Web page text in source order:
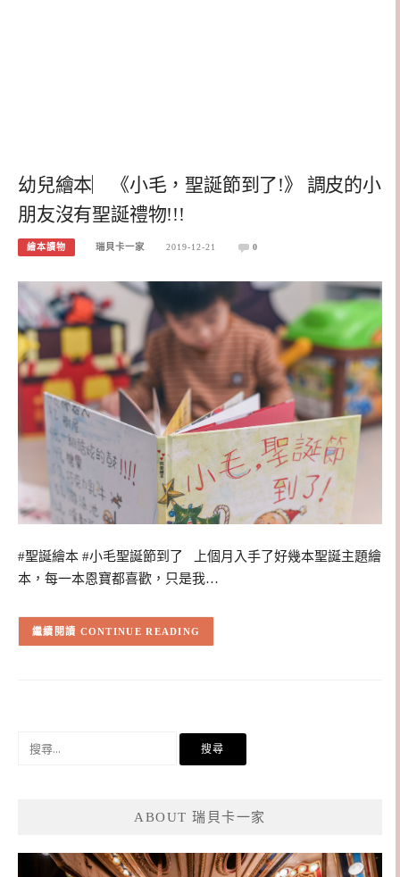
幼兒繪本︳《小毛，聖誕節到了!》 調皮的小
朋友沒有聖誕禮物!!!
繪本讀物 瑞貝卡一家 2019-12-21 0
#聖誕繪本 #小毛聖誕節到了 上個月入手了好幾本聖誕主題繪
本，每一本恩寶都喜歡，只是我…
CONTINUE READING
ABOUT 瑞貝卡一家